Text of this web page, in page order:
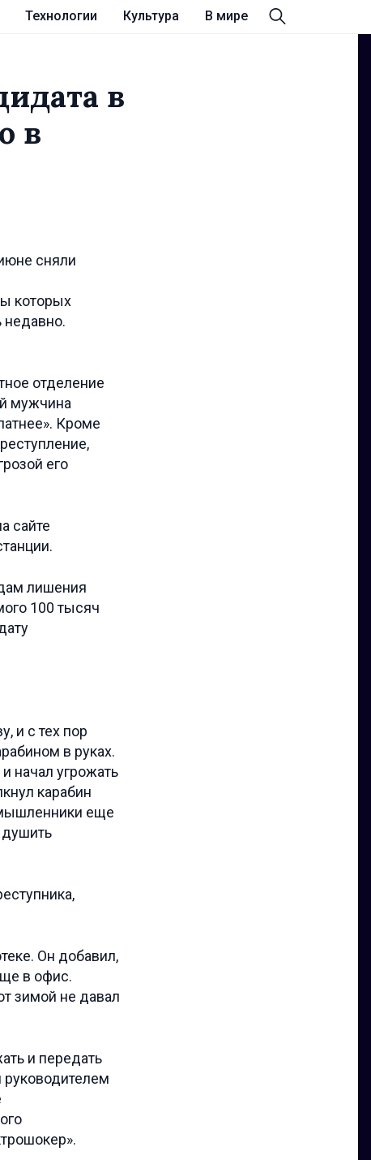
Технологии Культура В мире
в
в
которых
недавно.
отделение
мужчина
Кроме
его
сайте
лишения
100 тысяч
и с тех пор
в руках.
начал угрожать
карабин
еще
душить
Он добавил,
в офис.
зимой не давал
и передать
руководителем